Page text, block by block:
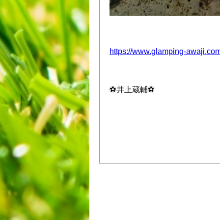
https://www.glamping-
⚽️井上蔵輔⚽️